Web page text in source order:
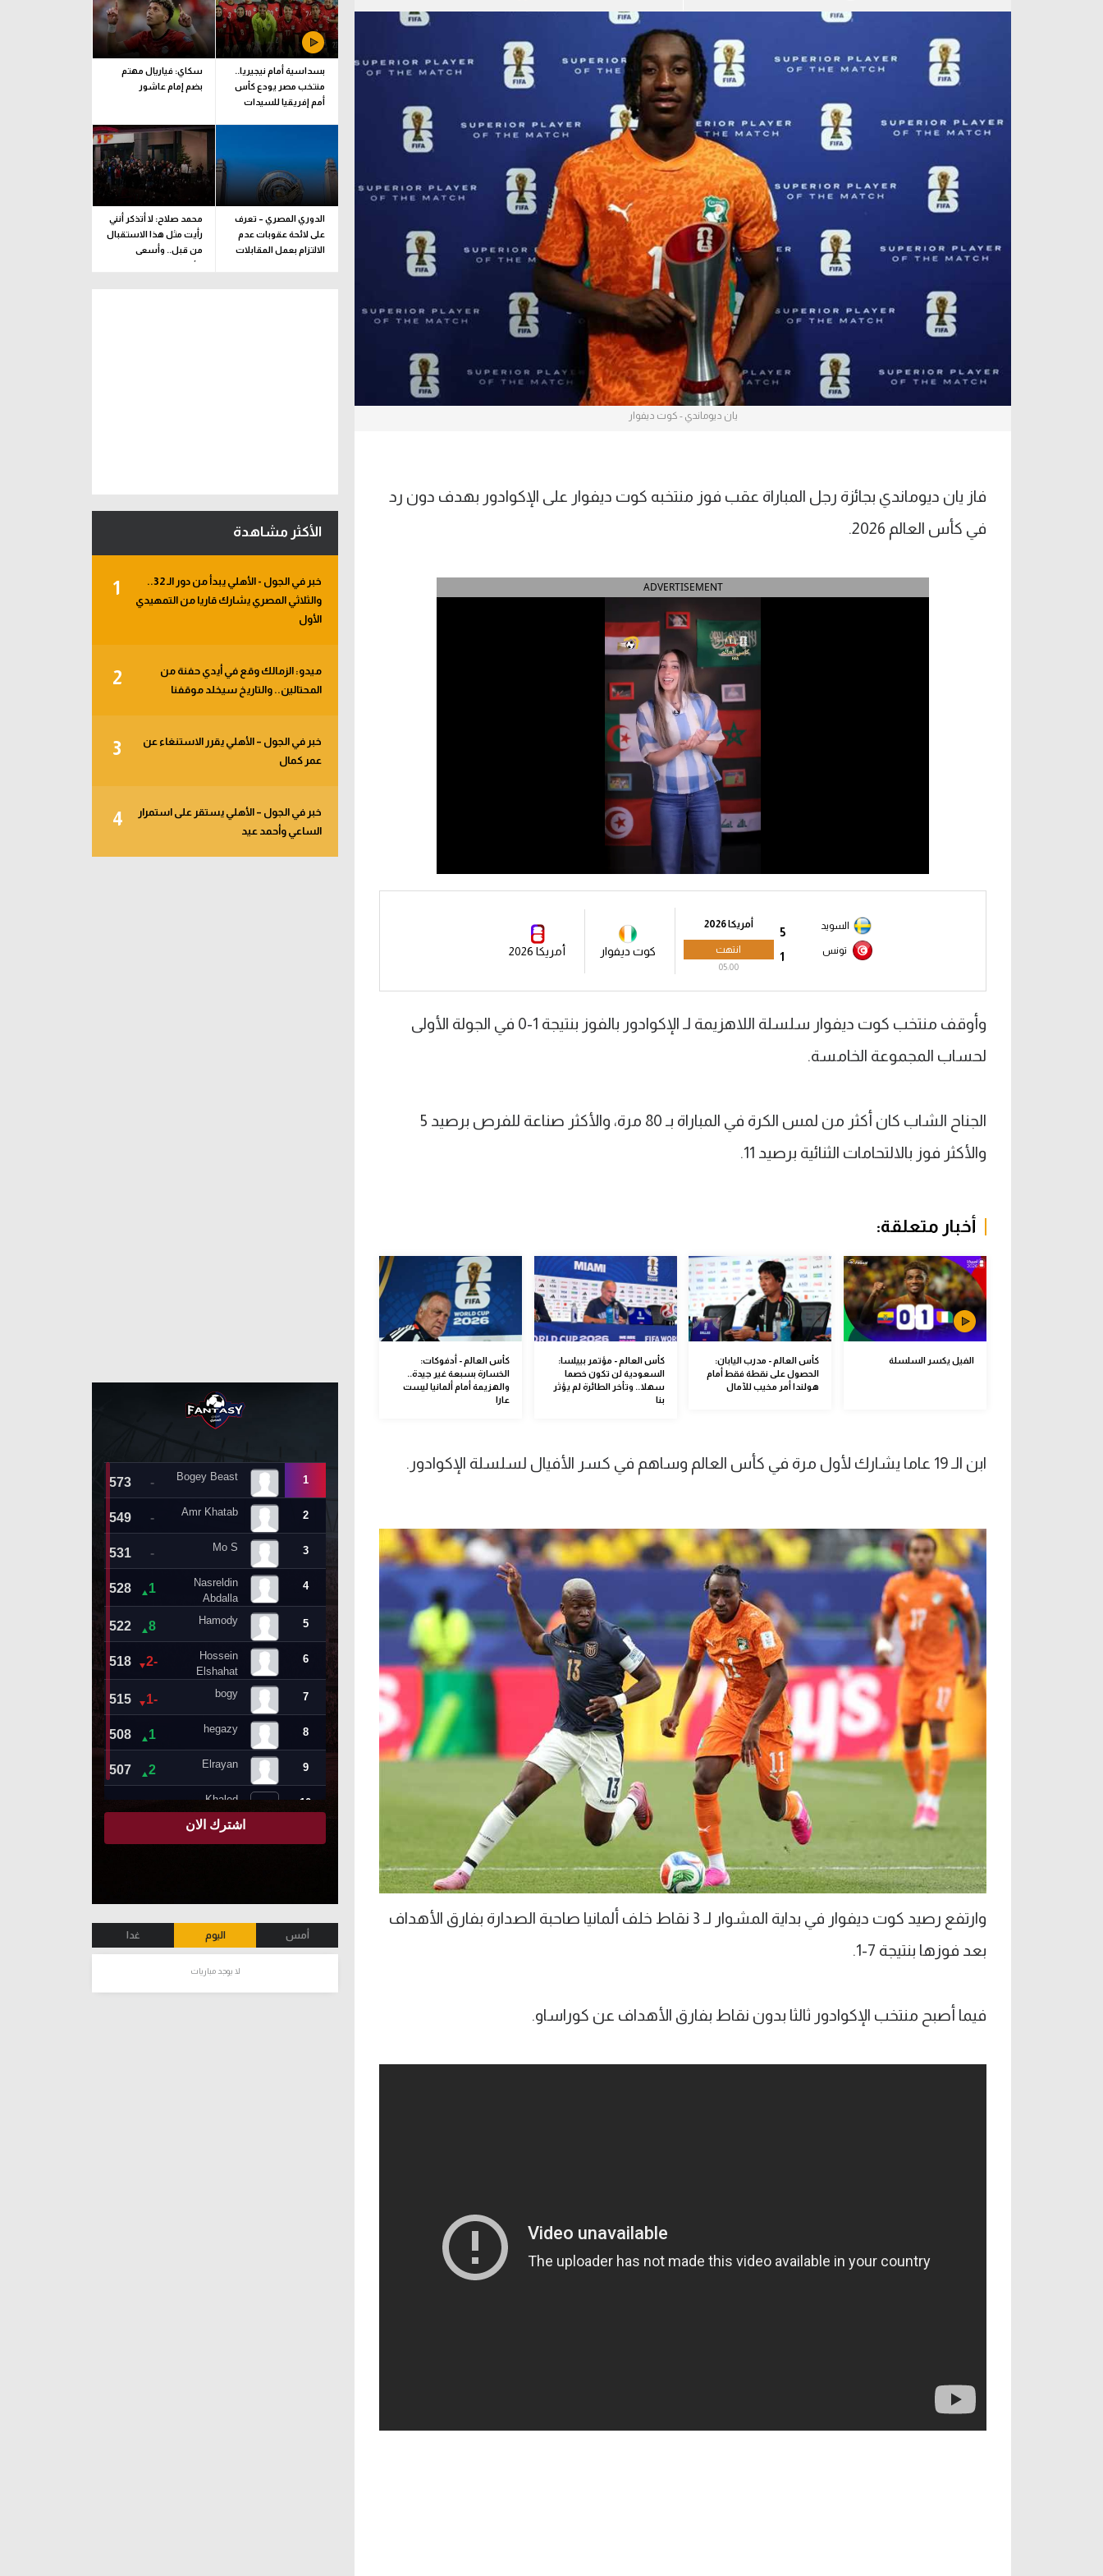
ركن الألعاب
الدوري السعودي للمحترفين
دوري أبطال أوروبا
دوري أبطال إفريقيا
كل البطولات
القسم الثاني
رياضات أخرى
آسيا
ركن الألعاب
يان ديوماندي - كوت ديفوار
فاز يان ديوماندي بجائزة رجل المباراة عقب فوز منتخبه كوت ديفوار على الإكوادور بهدف دون رد
في كأس العالم 2026.
ADVERTISEMENT
5
السويد
1
تونس
أمريكا 2026
انتهت
05:00
كوت ديفوار أمريكا 2026
وأوقف منتخب كوت ديفوار سلسلة اللاهزيمة لـ الإكوادور بالفوز بنتيجة 1-0 في الجولة الأولى
لحساب المجموعة الخامسة.
الجناح الشاب كان أكثر من لمس الكرة في المباراة بـ 80 مرة، والأكثر صناعة للفرص برصيد 5
والأكثر فوز بالالتحامات الثنائية برصيد 11.
أخبار متعلقة:
الفيل يكسر السلسلة
كأس العالم - مدرب اليابان:
الحصول على نقطة فقط أمام
هولندا أمر مخيب للآمال
كأس العالم - مؤتمر بييلسا:
السعودية لن تكون خصما
سهلا.. وتأخر الطائرة لم يؤثر
بنا
كأس العالم - أدفوكات:
الخسارة بسبعة غير جيدة..
والهزيمة أمام ألمانيا ليست
عارا
ابن الـ 19 عاما يشارك لأول مرة في كأس العالم وساهم في كسر الأفيال لسلسلة الإكوادور.
وارتفع رصيد كوت ديفوار في بداية المشوار لـ 3 نقاط خلف ألمانيا صاحبة الصدارة بفارق الأهداف
بعد فوزها بنتيجة 7-1.
فيما أصبح منتخب الإكوادور ثالثا بدون نقاط بفارق الأهداف عن كوراساو.
بسداسية أمام نيجيريا..
منتخب مصر يودع كأس
أمم إفريقيا للسيدات
سكاي: فياريال مهتم
بضم إمام عاشور
الدوري المصري – تعرف
على لائحة عقوبات عدم
الالتزام بعمل المقابلات
محمد صلاح: لا أتذكر أنني
رأيت مثل هذا الاستقبال
من قبل.. وأسعى
للألقاب مع الفريق
الأكثر مشاهدة
1
خبر في الجول - الأهلي يبدأ من دور الـ 32..
والثلاثي المصري يشارك قاريا من التمهيدي
الأول
2
ميدو: الزمالك وقع في أيدي حفنة من
المحتالين.. والتاريخ سيخلد موقفنا
3
خبر في الجول – الأهلي يقرر الاستنغاء عن
عمر كمال
4
خبر في الجول – الأهلي يستقر على استمرار
الساعي وأحمد عيد
أمس اليوم غدا
لا يوجد مباريات